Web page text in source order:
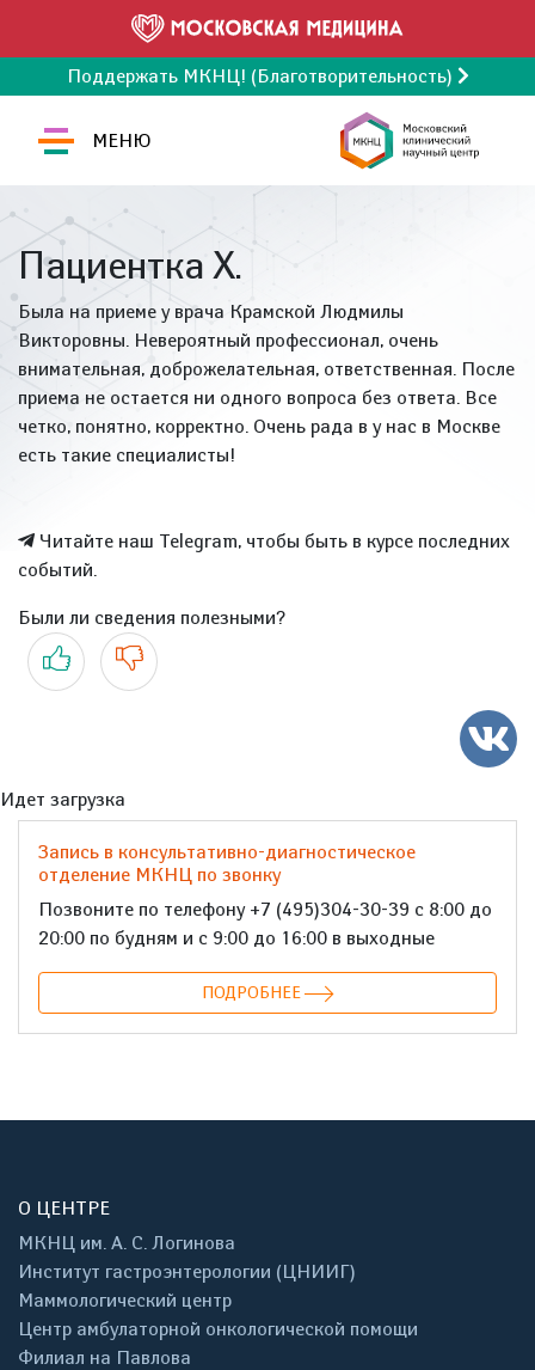
Поддержать МКНЦ! (Благотворительность)
МЕНЮ
Пациентка Х.
Была на приеме у врача Крамской Людмилы
Викторовны. Невероятный профессионал, очень
внимательная, доброжелательная, ответственная. После
приема не остается ни одного вопроса без ответа. Все
четко, понятно, корректно. Очень рада в у нас в Москве
есть такие специалисты!
Читайте наш Telegram, чтобы быть в курсе последних
событий.
Были ли сведения полезными?
Да Нет
Идет загрузка
Запись в консультативно-диагностическое
отделение МКНЦ по звонку
Позвоните по телефону +7 (495)304-30-39 с 8:00 до
20:00 по будням и с 9:00 до 16:00 в выходные
ПОДРОБНЕЕ
О ЦЕНТРЕ
МКНЦ им. А. С. Логинова
Институт гастроэнтерологии (ЦНИИГ)
Маммологический центр
Центр амбулаторной онкологической помощи
Филиал на Павлова